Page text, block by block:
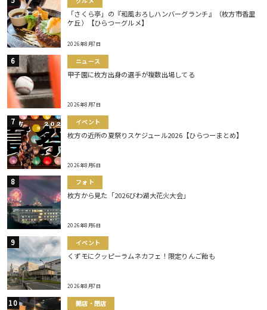
「さくら亭」の『和風おろしハンバーグランチ』（枚方市香里
ケ丘）【ひらつーグルメ】
2026年8月7日
ニュース
甲子園に枚方出身の選手が複数出場してる
2026年8月7日
イベント
枚方の近所の夏祭りスケジュール2026【ひらつーまとめ】
2026年8月6日
フォト
枚方から見た「2026びわ湖大花火大会」
2026年8月6日
イベント
くずモにクッピーラムネカフェ！限定りんご飴も
2026年8月7日
開店・閉店